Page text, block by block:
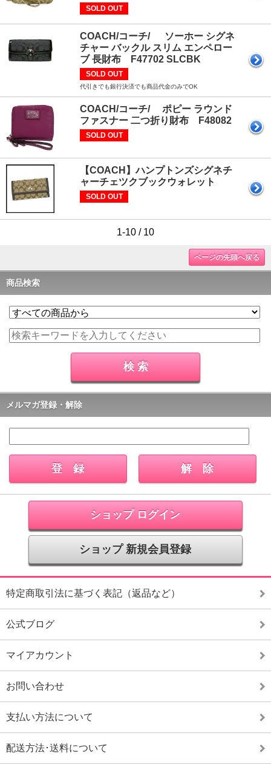
SOLD OUT
COACH/コーチ/ ソーホー シグネ
チャー バックル スリム エンペロー
ブ 長財布 F47702 SLCBK
SOLD OUT
代引きでも銀行決済でも商品代金のみでOK
COACH/コーチ/ ポピー ラウンド
ファスナー 二つ折り財布 F48082
SOLD OUT
【COACH】ハンプトンズシグネチ
ャーチェツクブックウォレット
SOLD OUT
1-10 / 10
ページの先頭へ戻る
商品検索
メルマガ登録・解除
ショップ ログイン
ショップ 新規会員登録
特定商取引法に基づく表記（返品など）
公式ブログ
マイアカウント
お問い合わせ
支払い方法について
配送方法･送料について